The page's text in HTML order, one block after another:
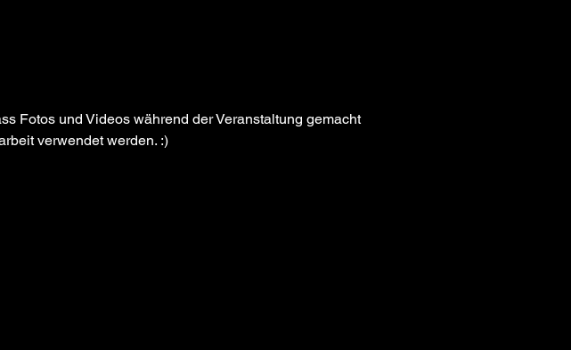
Fotos und Videos während der Veranstaltung gemacht
verwendet werden. :)